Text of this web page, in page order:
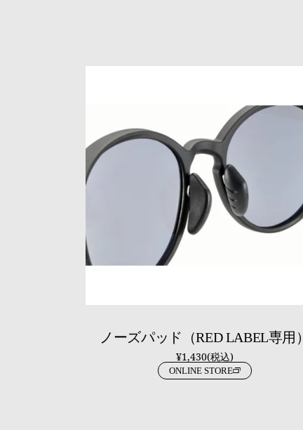
ノーズパッド（RED LABEL専用）
¥1,430(税込)
ONLINE STORE